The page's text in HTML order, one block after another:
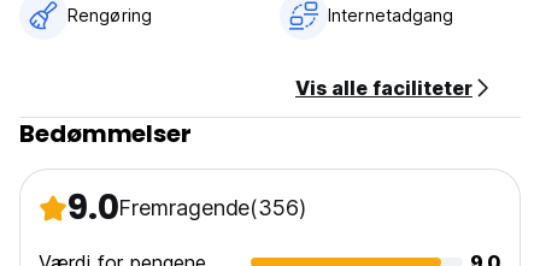
Rengøring Internetadgang
Vis alle faciliteter
Bedømmelser
9.0Fremragende(356)